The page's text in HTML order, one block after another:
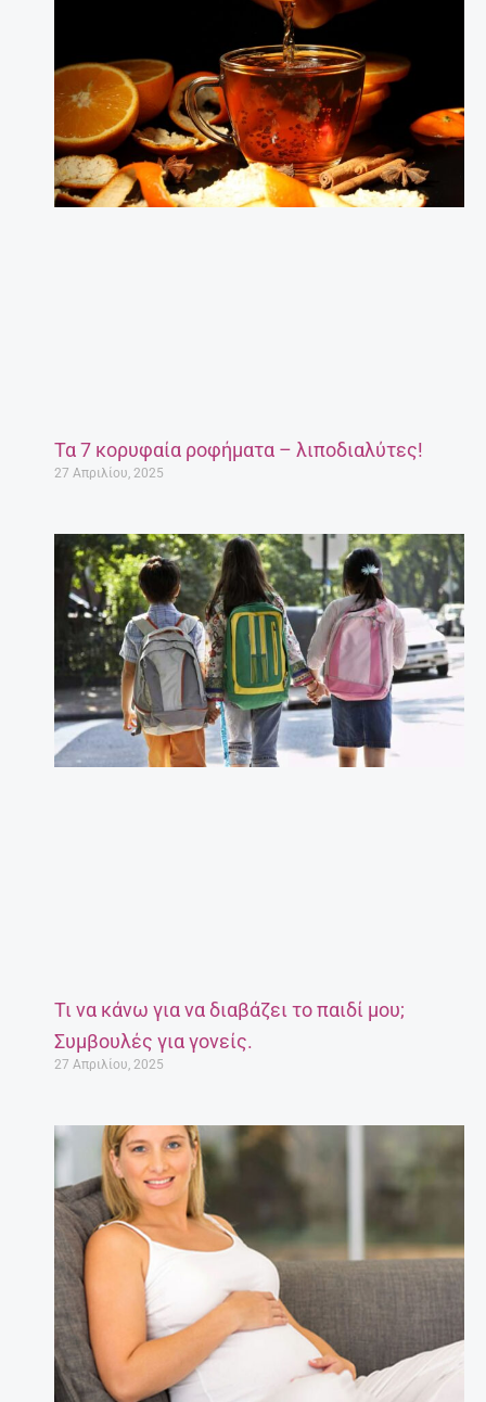
Τα 7 κορυφαία ροφήματα – λιποδιαλύτες!
27 Απριλίου, 2025
Τι να κάνω για να διαβάζει το παιδί μου;
Συμβουλές για γονείς.
27 Απριλίου, 2025